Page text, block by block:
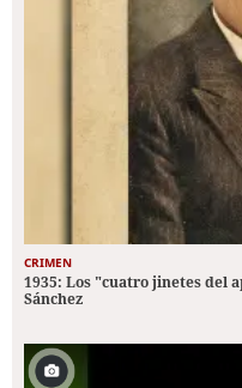
CRIMEN
1935: Los "cuatro jinetes del
Sánchez